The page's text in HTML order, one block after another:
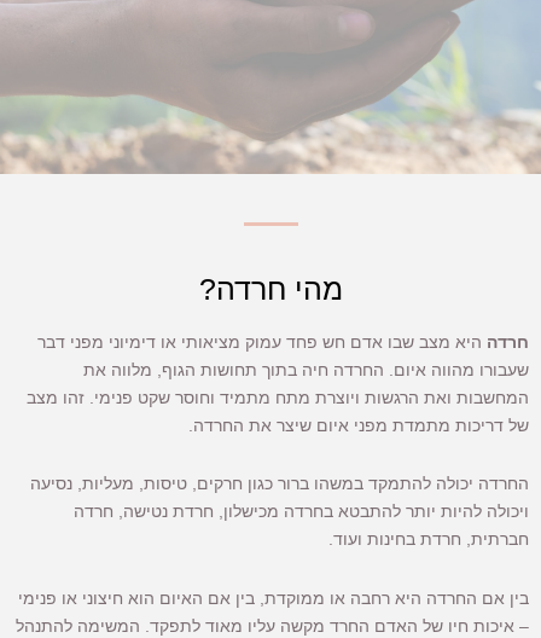
מהי חרדה?
חרדה היא מצב שבו אדם חש פחד עמוק מציאותי או דימיוני מפני דבר
שעבורו מהווה איום. החרדה חיה בתוך תחושות הגוף, מלווה את
המחשבות ואת הרגשות ויוצרת מתח מתמיד וחוסר שקט פנימי. זהו מצב
של דריכות מתמדת מפני איום שיצר את החרדה.
החרדה יכולה להתמקד במשהו ברור כגון חרקים, טיסות, מעליות, נסיעה
ויכולה להיות יותר להתבטא בחרדה מכישלון, חרדת נטישה, חרדה
חברתית, חרדת בחינות ועוד.
בין אם החרדה היא רחבה או ממוקדת, בין אם האיום הוא חיצוני או פנימי
– איכות חיו של האדם החרד מקשה עליו מאוד לתפקד. המשימה להתנהל